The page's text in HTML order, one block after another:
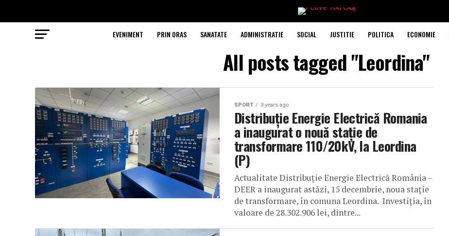
EVENIMENT PRIN ORAS SANATATE ADMINISTRATIE SOCIAL JUSTITIE POLITICA ECONOMIE
All posts tagged "Leordina"
SPORT 3 years ago
Distribuție Energie Electrică Romania
a inaugurat o nouă stație de
transformare 110/20kV, la Leordina
(P)
Actualitate Distribuție Energie Electrică România –
DEER a inaugurat astăzi, 15 decembrie, noua stație
de transformare, în comuna Leordina. Investiția, în
valoare de 28.302.906 lei, dintre...